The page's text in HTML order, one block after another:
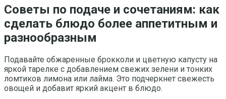
Советы по подаче и сочетаниям: как
сделать блюдо более аппетитным и
разнообразным
Подавайте обжаренные брокколи и цветную капусту на
яркой тарелке с добавлением свежих зелени и тонких
ломтиков лимона или лайма. Это подчеркнет свежесть
овощей и добавит яркий акцент в блюдо.